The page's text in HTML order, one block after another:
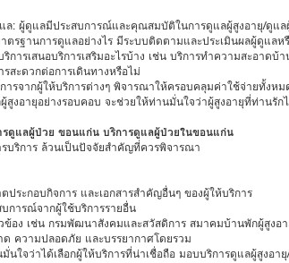
ผู้ดูแลมีประสบการณ์และคุณสมบัติในการดูแลผู้สูงอายุ/ดูแล
รฐานการดูแลอย่างไร มีระบบติดตามและประเมินผลผู้ดูแล
การเสนอบริการเสริมอะไรบ้าง เช่น บริการทำความสะอาด
สะดวกต่อการเดินทางหรือไม่
ารจากผู้ให้บริการต่างๆ พิจารณาให้ครอบคลุมค่าใช้จ่ายทั้ง
สูงอายุอย่างรอบคอบ จะช่วยให้ท่านมั่นใจว่าผู้สูงอายุที่ท่า
ดูแลผู้ป่วย ขอนแก่น บริการดูแลผู้ป่วยในขอนแก่น
บริการ ล้วนเป็นปัจจัยสำคัญที่ควรพิจารณา
ระกอบกิจการ และเอกสารสำคัญอื่นๆ ของผู้ให้บริการ
การณ์จากผู้ใช้บริการรายอื่น
อง เช่น กรมพัฒนาสังคมและสวัสดิการ สมาคมบ้านพักผู้สูงอ
ด ความปลอดภัย และบรรยากาศโดยรวม
มั่นใจว่าได้เลือกผู้ให้บริการที่น่าเชื่อถือ มอบบริการดูแลผู้สูง